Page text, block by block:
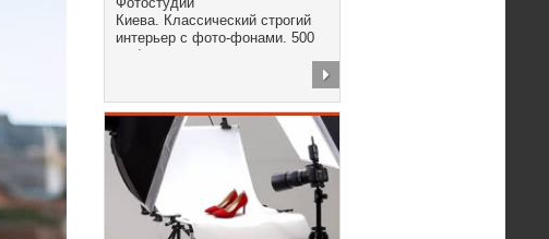
Киева. Классический строгий
интерьер с фото-фонами. 500
грн/час